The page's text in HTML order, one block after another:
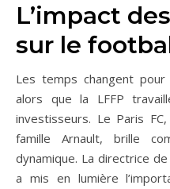
L’impact
sur le
Les temps changent
alors que la LFFP
investisseurs. Le Paris
famille Arnault, brille
dynamique. La directrice de
a mis en lumière